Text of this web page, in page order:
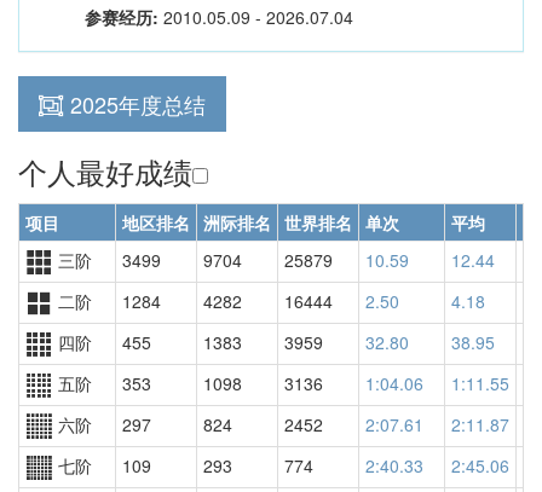
参赛经历: 2010.05.09 - 2026.07.04
2025年度总结
个人最好成绩
项目 地区排名 洲际排名 世界排名 单次 平均
三阶
3499 9704 25879 10.59 12.44
二阶
1284 4282 16444 2.50 4.18
四阶
455 1383 3959 32.80 38.95
五阶
353 1098 3136 1:04.06 1:11.55
六阶
297 824 2452 2:07.61 2:11.87
七阶
109 293 774 2:40.33 2:45.06